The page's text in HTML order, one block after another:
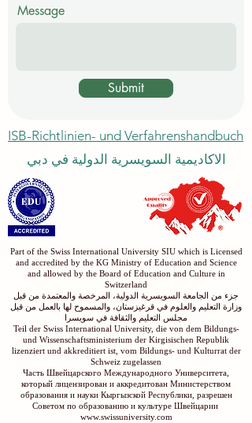
Message
Submit
ISB-Richtlinien- und Verfahrenshandbuch
الاكاديمية السويسرية الدولية في دبي
Part of the Swiss International University SIU which is Licensed
and accredited by the KG Ministry of Education and Science
and allowed by the Board of Education and Culture in
Switzerland
جزء من الجامعة السويسرية الدولية، المرخصة والمعتمدة من قبل
وزارة التعليم والعلوم في قرغيزستان، والمسموح لها بالعمل من قبل
مجلس التعليم والثقافة في سويسرا
Teil der Swiss International University, die von dem Bildungs-
und Wissenschaftsministerium der Kirgisischen Republik
lizenziert und akkreditiert ist, vom Bildungs- und Kulturrat der
Schweiz zugelassen
Часть Швейцарского Международного Университета,
который лицензирован и аккредитован Министерством
образования и науки Кыргызской Республики, разрешен
Советом по образованию и культуре Швейцарии
www.swissuniversity.com